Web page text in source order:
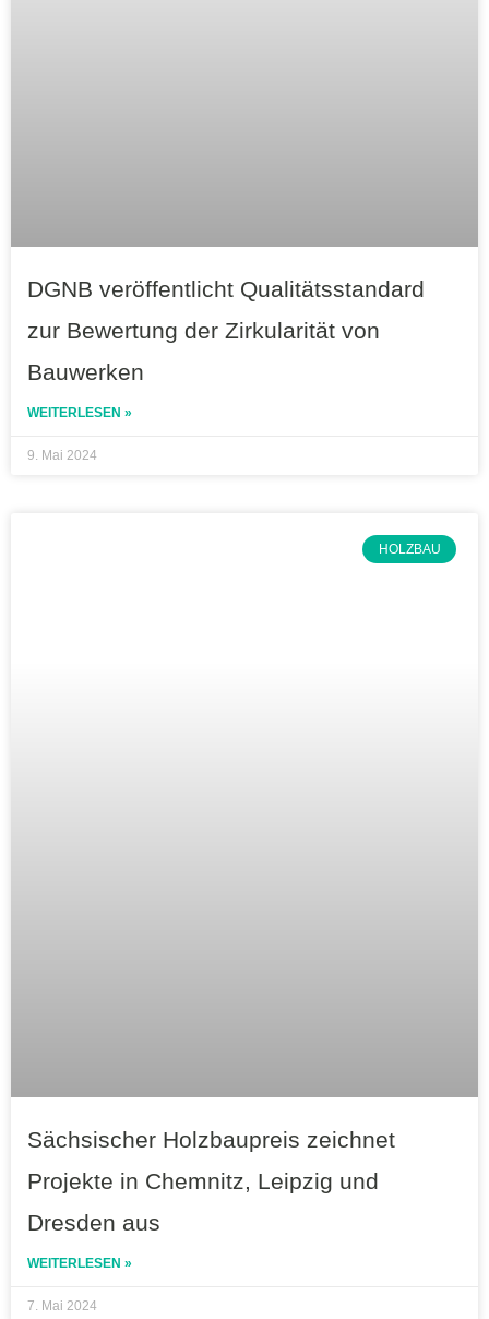
DGNB veröffentlicht Qualitätsstandard
zur Bewertung der Zirkularität von
Bauwerken
WEITERLESEN »
9. Mai 2024
HOLZBAU
Sächsischer Holzbaupreis zeichnet
Projekte in Chemnitz, Leipzig und
Dresden aus
WEITERLESEN »
7. Mai 2024